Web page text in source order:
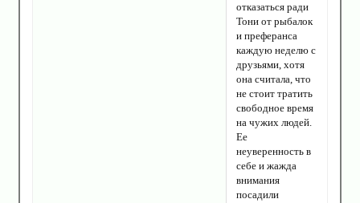
отказаться ради
Тони от рыбалок
и преферанса
каждую неделю с
друзьями, хотя
она считала, что
не стоит тратить
свободное время
на чужих людей.
Ее
неуверенность в
себе и жажда
внимания
посадили